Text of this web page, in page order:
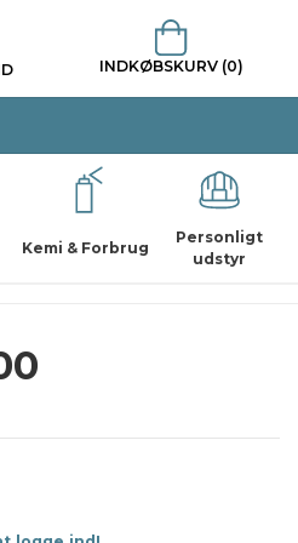
INDKØBSKURV (0)
Kemi & Forbrug
Personligt
udstyr